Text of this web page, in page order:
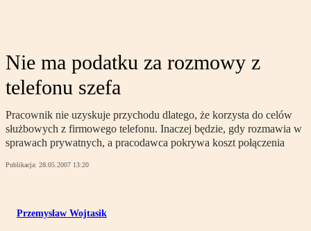
Nie ma podatku za rozmowy z
telefonu szefa
Pracownik nie uzyskuje przychodu dlatego, że korzysta do celów
służbowych z firmowego telefonu. Inaczej będzie, gdy rozmawia w
sprawach prywatnych, a pracodawca pokrywa koszt połączenia
Publikacja: 28.05.2007 13:20
Przemysław Wojtasik